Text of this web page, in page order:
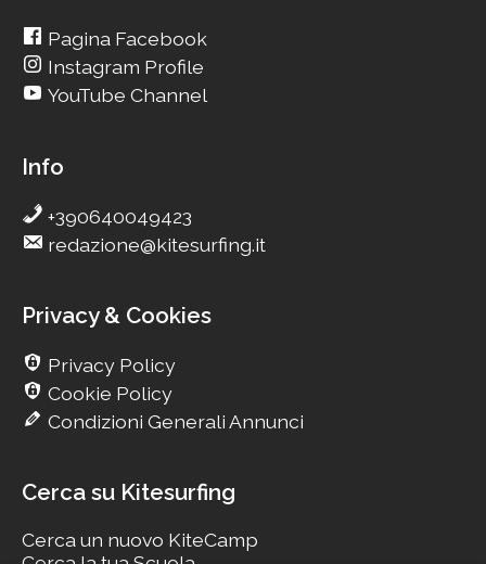
Pagina Facebook
Instagram Profile
YouTube Channel
Info
+390640049423
redazione@kitesurfing.it
Privacy & Cookies
Privacy Policy
Cookie Policy
Condizioni Generali Annunci
Cerca su Kitesurfing
Cerca un nuovo KiteCamp